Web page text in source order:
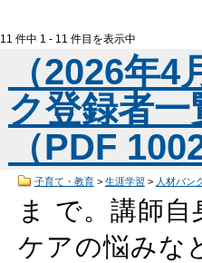
11 件中 1 - 11 件目を表示中
（2026年
ク登録者
（PDF
子育て・教育> 生涯学習 > 人材バン
ま で。講師自
ケアの悩みな